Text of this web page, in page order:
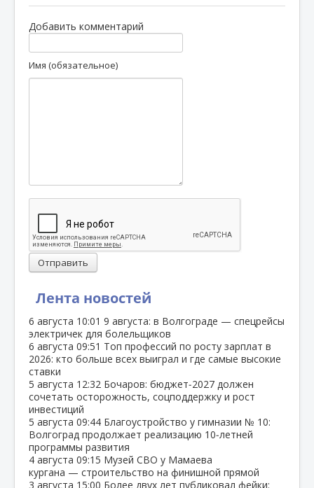
Лента новостей
6 августа 10:01 9 августа: в Волгограде — спецрейсы
электричек для болельщиков
6 августа 09:51 Топ профессий по росту зарплат в
2026: кто больше всех выиграл и где самые высокие
ставки
5 августа 12:32 Бочаров: бюджет‑2027 должен
сочетать осторожность, соцподдержку и рост
инвестиций
5 августа 09:44 Благоустройство у гимназии № 10:
Волгоград продолжает реализацию 10‑летней
программы развития
4 августа 09:15 Музей СВО у Мамаева
кургана — строительство на финишной прямой
3 августа 15:00 Более двух лет публиковал фейки:
Добавить комментарий
Имя (обязательное)
Отправить